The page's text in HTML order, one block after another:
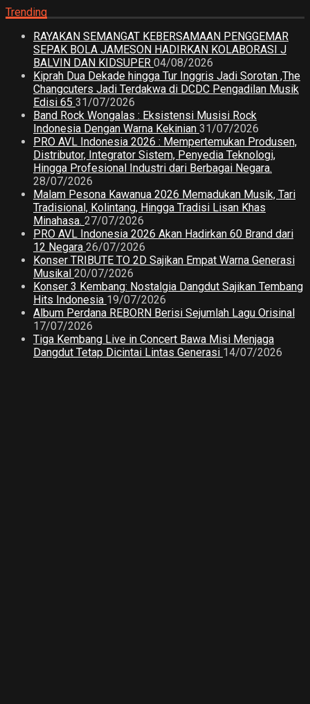
Trending
RAYAKAN SEMANGAT KEBERSAMAAN PENGGEMAR
SEPAK BOLA JAMESON HADIRKAN KOLABORASI J
BALVIN DAN KIDSUPER 04/08/2026
Kiprah Dua Dekade hingga Tur Inggris Jadi Sorotan ,The
Changcuters Jadi Terdakwa di DCDC Pengadilan Musik
Edisi 65 31/07/2026
Band Rock Wongalas : Eksistensi Musisi Rock
Indonesia Dengan Warna Kekinian 31/07/2026
PRO AVL Indonesia 2026 : Mempertemukan Produsen,
Distributor, Integrator Sistem, Penyedia Teknologi,
Hingga Profesional Industri dari Berbagai Negara.
28/07/2026
Malam Pesona Kawanua 2026 Memadukan Musik, Tari
Tradisional, Kolintang, Hingga Tradisi Lisan Khas
Minahasa. 27/07/2026
PRO AVL Indonesia 2026 Akan Hadirkan 60 Brand dari
12 Negara 26/07/2026
Konser TRIBUTE TO 2D Sajikan Empat Warna Generasi
Musikal 20/07/2026
Konser 3 Kembang: Nostalgia Dangdut Sajikan Tembang
Hits Indonesia 19/07/2026
Album Perdana REBORN Berisi Sejumlah Lagu Orisinal
17/07/2026
Tiga Kembang Live in Concert Bawa Misi Menjaga
Dangdut Tetap Dicintai Lintas Generasi 14/07/2026